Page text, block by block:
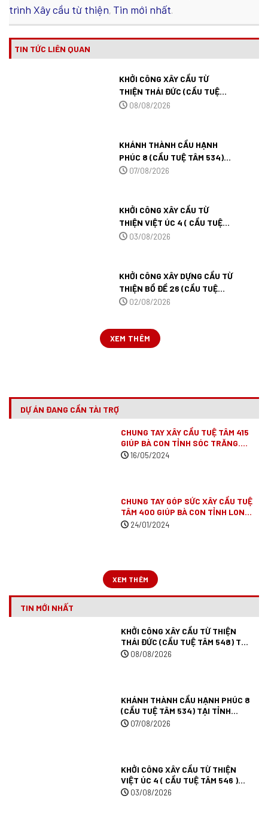
trình Xây cầu từ thiện, Tin mới nhất.
TIN TỨC LIÊN QUAN
KHỞI CÔNG XÂY CẦU TỪ
THIỆN THÁI ĐỨC (CẦU TUỆ
TÂM 548) TẠI ĐỒNG THÁP.
08/08/2026
KHÁNH THÀNH CẦU HẠNH
PHÚC 8 (CẦU TUỆ TÂM 534)
TẠI TỈNH ĐỒNG THÁP.
07/08/2026
KHỞI CÔNG XÂY CẦU TỪ
THIỆN VIỆT ÚC 4 ( CẦU TUỆ
TÂM 546 ) TẠI TÂY NINH.
03/08/2026
KHỞI CÔNG XÂY DỰNG CẦU TỪ
THIỆN BỒ ĐỀ 26 (CẦU TUỆ
TÂM 545) TẠI TỈNH TÂY NINH.
02/08/2026
XEM THÊM
DỰ ÁN ĐANG CẦN TÀI TRỢ
CHUNG TAY XÂY CẦU TUỆ TÂM 415
GIÚP BÀ CON TỈNH SÓC TRĂNG.
(ĐÃ VẬN ĐỘNG XONG)
16/05/2024
CHUNG TAY GÓP SỨC XÂY CẦU TUỆ
TÂM 400 GIÚP BÀ CON TỈNH LONG
AN(ĐÃ VẬN ĐỘNG XONG)
24/01/2024
XEM THÊM
TIN MỚI NHẤT
KHỞI CÔNG XÂY CẦU TỪ THIỆN
THÁI ĐỨC (CẦU TUỆ TÂM 548) TẠI
ĐỒNG THÁP.
08/08/2026
KHÁNH THÀNH CẦU HẠNH PHÚC 8
(CẦU TUỆ TÂM 534) TẠI TỈNH
ĐỒNG THÁP.
07/08/2026
KHỞI CÔNG XÂY CẦU TỪ THIỆN
VIỆT ÚC 4 ( CẦU TUỆ TÂM 546 )
TẠI TÂY NINH.
03/08/2026